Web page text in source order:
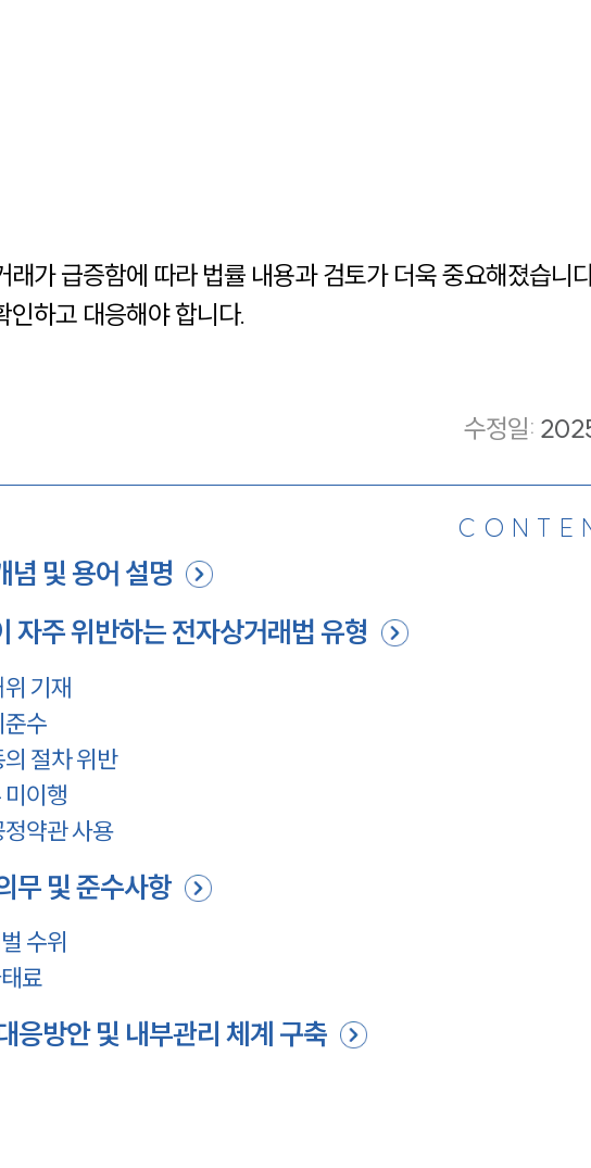
가 급증함에 따라 법률 내용과 검토가 더욱 중요해졌습니
하고 대응해야 합니다.
수정일:
념 및 용어 설명
자주 위반하는 전자상거래법 유형
기재
준수
절차 위반
이행
약관 사용
무 및 준수사항
수위
료
응방안 및 내부관리 체계 구축